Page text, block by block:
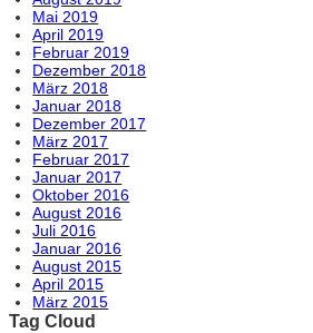
Mai 2019
April 2019
Februar 2019
Dezember 2018
März 2018
Januar 2018
Dezember 2017
März 2017
Februar 2017
Januar 2017
Oktober 2016
August 2016
Juli 2016
Januar 2016
August 2015
April 2015
März 2015
Tag Cloud